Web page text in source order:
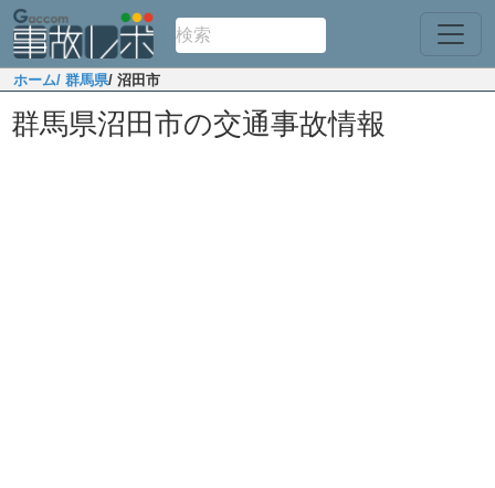
ホーム/ 群馬県/ 沼田市
群馬県沼田市の交通事故情報